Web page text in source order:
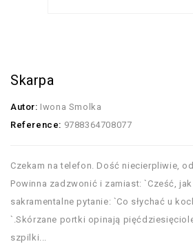
Skarpa
Autor: Iwona Smolka
Reference: 9788364708077
Czekam na telefon. Dość niecierpliwie,
Powinna zadzwonić i zamiast: `Cześć,
sakramentalne pytanie: `Co słychać u
`.Skórzane portki opinają
szpilki...